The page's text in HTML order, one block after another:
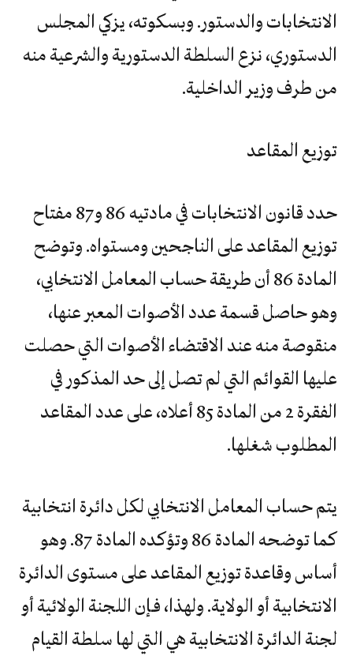
الانتخابات والدستور. وبسكوته، يزكي المجلس
الدستوري، نزع السلطة الدستورية والشرعية منه
من طرف وزير الداخلية.
توزيع المقاعد
حدد قانون الانتخابات في مادتيه 86 و87 مفتاح
توزيع المقاعد على الناجحين ومستواه. وتوضح
المادة 86 أن طريقة حساب المعامل الانتخابي،
وهو حاصل قسمة عدد الأصوات المعبر عنها،
منقوصة منه عند الاقتضاء الأصوات التي حصلت
عليها القوائم التي لم تصل إلى حد المذكور في
الفقرة 2 من المادة 85 أعلاه، على عدد المقاعد
المطلوب شغلها.
يتم حساب المعامل الانتخابي لكل دائرة انتخابية
كما توضحه المادة 86 وتؤكده المادة 87. وهو
أساس وقاعدة توزيع المقاعد على مستوى الدائرة
الانتخابية أو الولاية. ولهذا، فـإن اللجنة الولائية أو
لجنة الدائرة الانتخابية هي التي لها سلطة القيام